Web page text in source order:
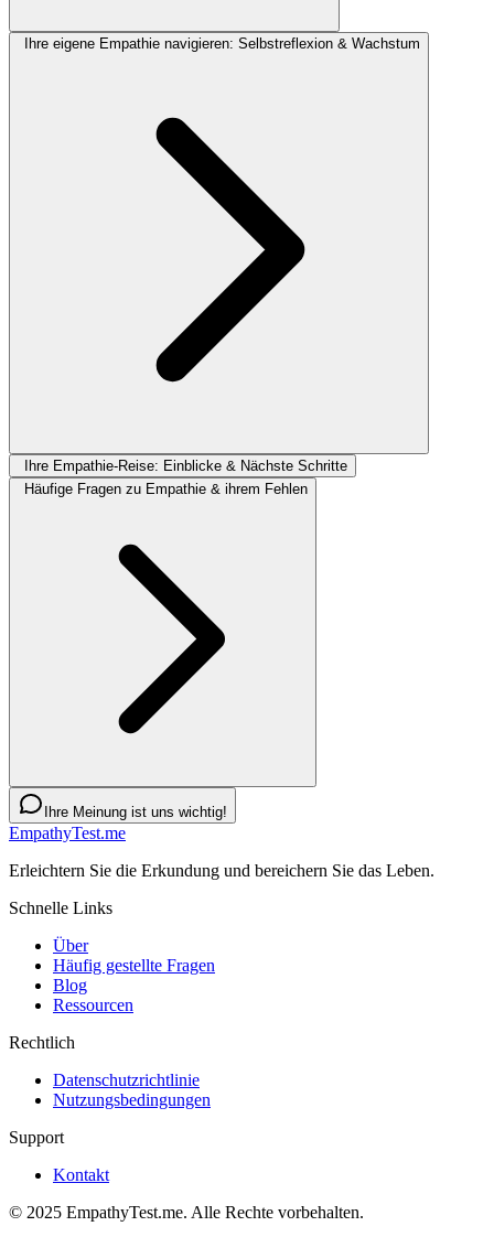
Ihre eigene Empathie navigieren: Selbstreflexion & Wachstum
Ihre Empathie-Reise: Einblicke & Nächste Schritte
Häufige Fragen zu Empathie & ihrem Fehlen
Ihre Meinung ist uns wichtig!
EmpathyTest.me
Erleichtern Sie die Erkundung und bereichern Sie das Leben.
Schnelle Links
Über
Häufig gestellte Fragen
Blog
Ressourcen
Rechtlich
Datenschutzrichtlinie
Nutzungsbedingungen
Support
Kontakt
© 2025 EmpathyTest.me. Alle Rechte vorbehalten.